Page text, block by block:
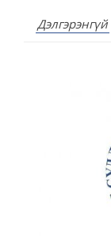
Дэлгэрэнгүй